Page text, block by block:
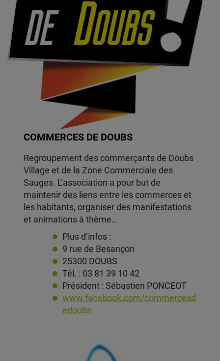
COMMERCES DE DOUBS
Regroupement des commerçants de Doubs
Village et de la Zone Commerciale des
Sauges. L’association a pour but de
maintenir des liens entre les commerces et
les habitants, organiser des manifestations
et animations à thème…
Plus d’infos :
9 rue de Besançon
25300 DOUBS
Tél. : 03 81 39 10 42
Président : Sébastien PONCEOT
www.facebook.com/commercesd
edoubs